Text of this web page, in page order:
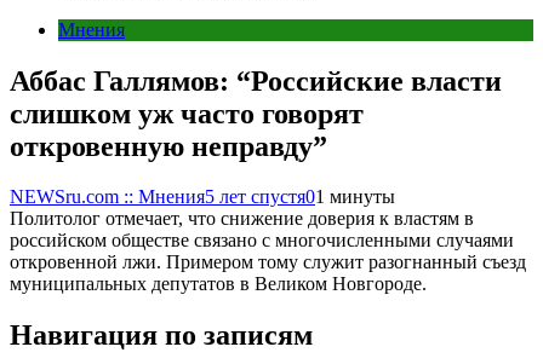
Мнения
Аббас Галлямов: “Российские власти
слишком уж часто говорят
откровенную неправду”
NEWSru.com :: Мнения5 лет спустя01 минуты
Политолог отмечает, что снижение доверия к властям в
российском обществе связано с многочисленными случаями
откровенной лжи. Примером тому служит разогнанный съезд
муниципальных депутатов в Великом Новгороде.
Навигация по записям